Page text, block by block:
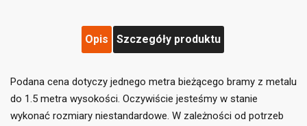
Opis Szczegóły produktu
Podana cena dotyczy jednego metra bieżącego bramy z metalu
do 1.5 metra wysokości. Oczywiście jesteśmy w stanie
wykonać rozmiary niestandardowe. W zależności od potrzeb